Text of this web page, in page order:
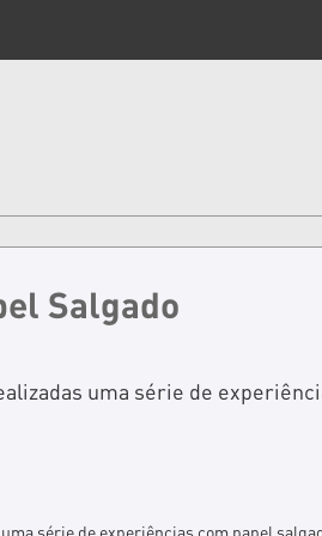
Salgado
uma série de
série de experiências com papel